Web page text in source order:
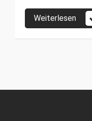
Weiterlesen